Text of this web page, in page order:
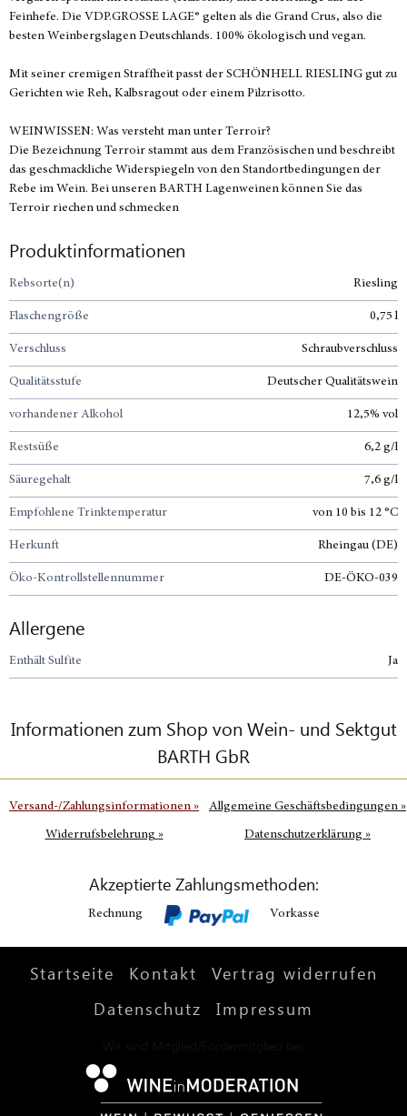
Feinhefe. Die VDP.GROSSE LAGE® gelten als die Grand Crus, also die
besten Weinbergslagen Deutschlands. 100% ökologisch und vegan.
Mit seiner cremigen Straffheit passt der SCHÖNHELL RIESLING gut zu
Gerichten wie Reh, Kalbsragout oder einem Pilzrisotto.
WEINWISSEN: Was versteht man unter Terroir?
Die Bezeichnung Terroir stammt aus dem Französischen und beschreibt
das geschmackliche Widerspiegeln von den Standortbedingungen der
Rebe im Wein. Bei unseren BARTH Lagenweinen können Sie das
Terroir riechen und schmecken
Produktinformationen
Rebsorte(n) Riesling
Flaschengröße 0,75 l
Verschluss Schraubverschluss
Qualitätsstufe Deutscher Qualitätswein
vorhandener Alkohol 12,5% vol
Restsüße 6,2 g/l
Säuregehalt 7,6 g/l
Empfohlene Trinktemperatur von 10 bis 12 °C
Herkunft Rheingau (DE)
Öko-Kontrollstellennummer DE-ÖKO-039
Allergene
Enthält Sulfite Ja
Informationen zum Shop von Wein- und Sektgut
BARTH GbR
Versand-/Zahlungsinformationen » Allgemeine Geschäftsbedingungen »
Widerrufsbelehrung » Datenschutzerklärung »
Akzeptierte Zahlungsmethoden:
Rechnung Vorkasse
Startseite Kontakt
Vertrag widerrufen
Datenschutz
Impressum